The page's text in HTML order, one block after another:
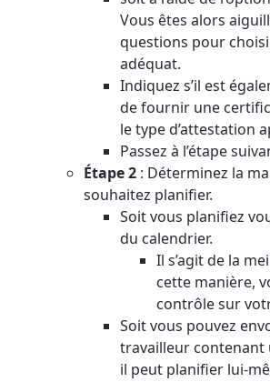
Vous êtes alors
questions pour
adéquat.
Indiquez s’il est
de fournir une
le type d’attestation
Passez à l’étape
Étape 2 : Déterminez la
souhaitez planifier.
Soit vous planifiez
du calendrier.
Il s’agit de la
cette manière,
contrôle sur
Soit vous pouvez
travailleur contenant
il peut planifier lui-